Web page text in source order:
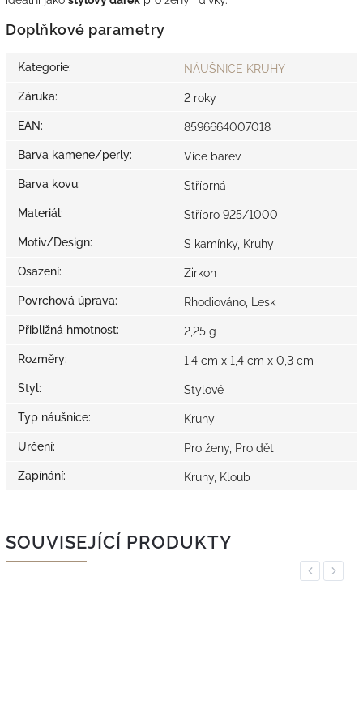
Doplňkové parametry
Kategorie: NÁUŠNICE KRUHY
Záruka: 2 roky
EAN: 8596664007018
Barva kamene/perly: Více barev
Barva kovu: Stříbrná
Materiál: Stříbro 925/1000
Motiv/Design: S kamínky, Kruhy
Osazení: Zirkon
Povrchová úprava: Rhodiováno, Lesk
Přibližná hmotnost: 2,25 g
Rozměry: 1,4 cm x 1,4 cm x 0,3 cm
Styl: Stylové
Typ náušnice: Kruhy
Určení: Pro ženy, Pro děti
Zapínání: Kruhy, Kloub
SOUVISEJÍCÍ PRODUKTY
Previous
Next